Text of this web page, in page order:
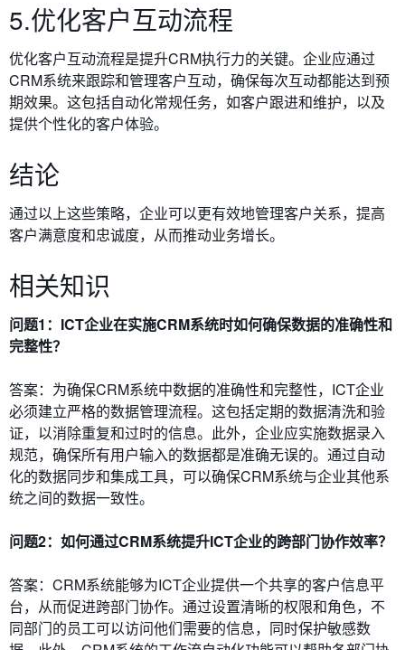
5.优化客户互动流程
优化客户互动流程是提升CRM执行力的关键。企业应通过
CRM系统来跟踪和管理客户互动，确保每次互动都能达到预
期效果。这包括自动化常规任务，如客户跟进和维护，以及
提供个性化的客户体验。
结论
通过以上这些策略，企业可以更有效地管理客户关系，提高
客户满意度和忠诚度，从而推动业务增长。
相关知识
问题1：ICT企业在实施CRM系统时如何确保数据的准确性和
完整性？
答案：为确保CRM系统中数据的准确性和完整性，ICT企业
必须建立严格的数据管理流程。这包括定期的数据清洗和验
证，以消除重复和过时的信息。此外，企业应实施数据录入
规范，确保所有用户输入的数据都是准确无误的。通过自动
化的数据同步和集成工具，可以确保CRM系统与企业其他系
统之间的数据一致性。
问题2：如何通过CRM系统提升ICT企业的跨部门协作效率？
答案：CRM系统能够为ICT企业提供一个共享的客户信息平
台，从而促进跨部门协作。通过设置清晰的权限和角色，不
同部门的员工可以访问他们需要的信息，同时保护敏感数